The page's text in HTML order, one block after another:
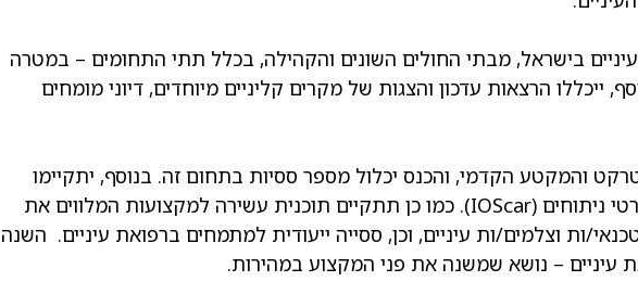
בישראל, מבתי החולים השונים והקהילה, בכלל תתי התחומים – במטרה
הרצאות עדכון והצגות של מקרים קליניים מיוחדים, דיוני מומחים
והמקטע הקדמי, והכנס יכלול מספר ססיות בתחום זה. בנוסף, יתקיימו
שוב תחרות התמונות ברפואת עיניים (Wow!) וכן ססייה מיוחדת לסרטי ניתוחים (IOScar). כמו כן תתקיים תוכנית עשירה למקצועות המלווים את
ות וצלמים/ות עיניים, וכן, ססייה ייעודית למתמחים ברפואת עיניים. השנה